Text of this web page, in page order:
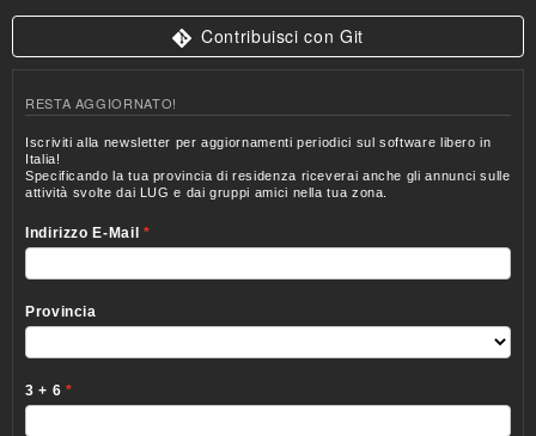
Contribuisci con Git
RESTA AGGIORNATO!